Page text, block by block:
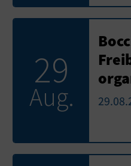
29
Aug.